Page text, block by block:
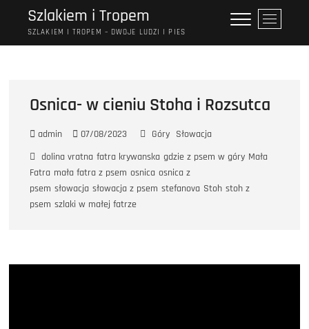
Szlakiem i Tropem
SZLAKIEM I TROPEM – DWOJE LUDZI I PIES
P
r
z
s
e
Osnica- w cieniu Stoha i Rozsutca
admin 07/08/2023 Góry Słowacja
dolina vratna fatra krywanska gdzie z psem w góry Mała
Fatra mała fatra z psem osnica osnica z
psem słowacja słowacja z psem stefanova Stoh stoh z
psem szlaki w małej fatrze